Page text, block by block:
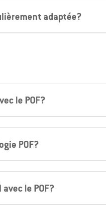
adaptée?
le POF?
POF?
le POF?